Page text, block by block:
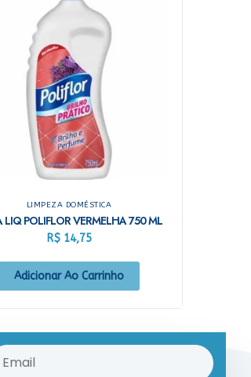
LIMPEZA DOMÉSTICA
LIQ POLIFLOR VERMELHA 750 ML
R$14,75
Adicionar Ao Carrinho